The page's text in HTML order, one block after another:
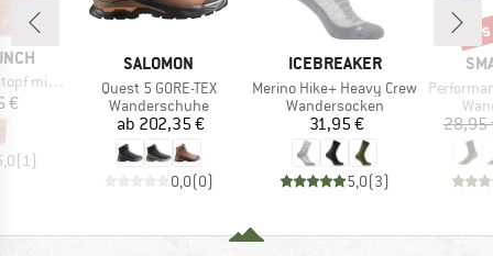
€
(1 )
MARKE
SALOMON
Artikel
Quest 5 GORE-TEX
Produktgruppe
Wanderschuhe
Preis
ab 202,35 €
0,0(0)
MARKE
ICEBREAKER
Artikel
Merino Hike+ Heavy Crew
Produktgruppe
Wandersocken
Preis
31,95 €
5,0(3)
Artikel
Performance
28,95